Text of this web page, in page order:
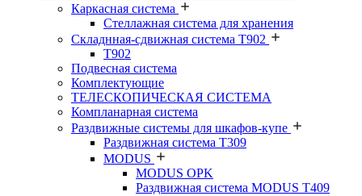
Каркасная система
Стеллажная система для хранения
Складнная-сдвижная система Т902
T902
Подвесная система
Комплектующие
ТЕЛЕСКОПИЧЕСКАЯ СИСТЕМА
Компланарная система
Раздвижные системы для шкафов-купе
Раздвижная система Т309
MODUS
MODUS OPK
Раздвижная система MODUS T409